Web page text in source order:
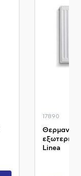
17890
Linea